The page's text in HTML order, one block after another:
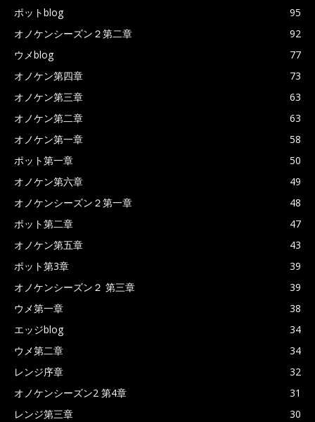
ポットblog
95
オノケンシーズン２第二章
92
ウメblog
77
オノケン第四章
73
オノケン第三章
63
オノケン第二章
63
オノケン第一章
58
ポット第一章
50
オノケン第六章
49
オノケンシーズン２第一章
48
ポット第二章
47
オノケン第五章
43
ポット第3章
39
オノケンシーズン２ 第三章
39
ウメ第一章
38
エッジblog
34
ウメ第二章
34
レンジ序章
32
オノケンシーズン2 第4章
31
レンジ第三章
30